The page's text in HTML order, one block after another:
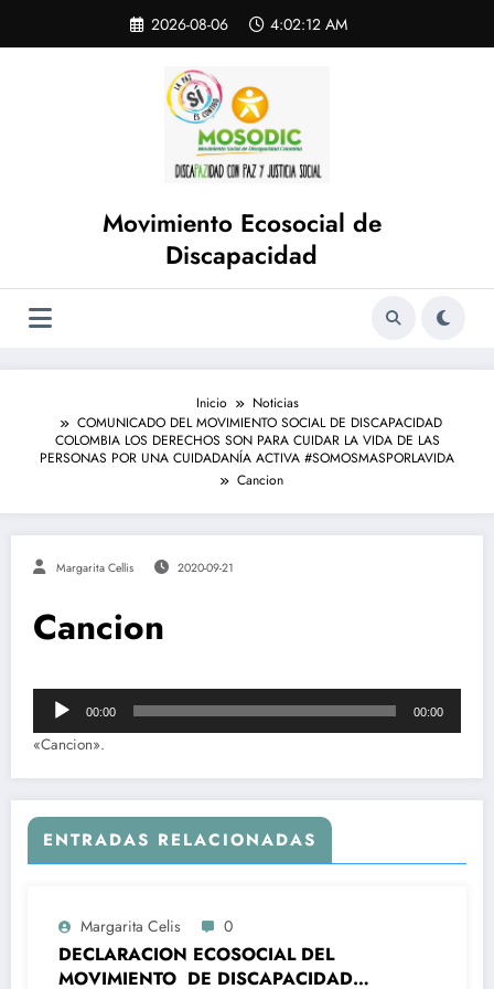
contenido
2026-08-06 4:02:12 AM
Movimiento Ecosocial de
Discapacidad
Inicio
Noticias
COMUNICADO DEL MOVIMIENTO SOCIAL DE DISCAPACIDAD
COLOMBIA LOS DERECHOS SON PARA CUIDAR LA VIDA DE LAS
PERSONAS POR UNA CUIDADANÍA ACTIVA #SOMOSMASPORLAVIDA
Cancion
Margarita Cellis 2020-09-21
Cancion
Reproductor
audio
00:00 00:00
«Cancion».
ENTRADAS RELACIONADAS
Margarita Celis 0
DECLARACION ECOSOCIAL DEL
MOVIMIENTO DE DISCAPACIDAD